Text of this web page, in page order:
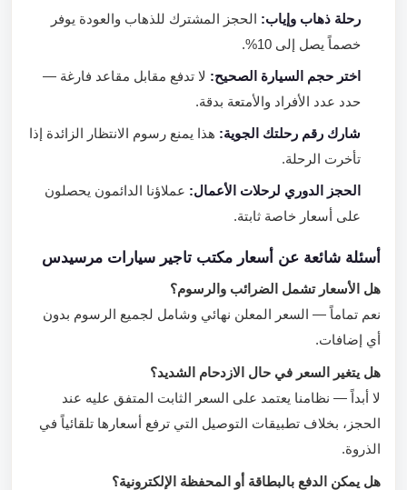
رحلة ذهاب وإياب:الحجز المشترك للذهاب والعودة يوفر
خصماً يصل إلى 10%.
اختر حجم السيارة الصحيح:لا تدفع مقابل مقاعد فارغة —
حدد عدد الأفراد والأمتعة بدقة.
شارك رقم رحلتك الجوية:هذا يمنع رسوم الانتظار الزائدة إذا
تأخرت الرحلة.
الحجز الدوري لرحلات الأعمال:عملاؤنا الدائمون يحصلون
على أسعار خاصة ثابتة.
أسئلة شائعة عن أسعار مكتب تاجير سيارات مرسيدس
هل الأسعار تشمل الضرائب والرسوم؟
نعم تماماً — السعر المعلن نهائي وشامل لجميع الرسوم بدون
أي إضافات.
هل يتغير السعر في حال الازدحام الشديد؟
لا أبداً — نظامنا يعتمد على السعر الثابت المتفق عليه عند
الحجز، بخلاف تطبيقات التوصيل التي ترفع أسعارها تلقائياً في
الذروة.
هل يمكن الدفع بالبطاقة أو المحفظة الإلكترونية؟